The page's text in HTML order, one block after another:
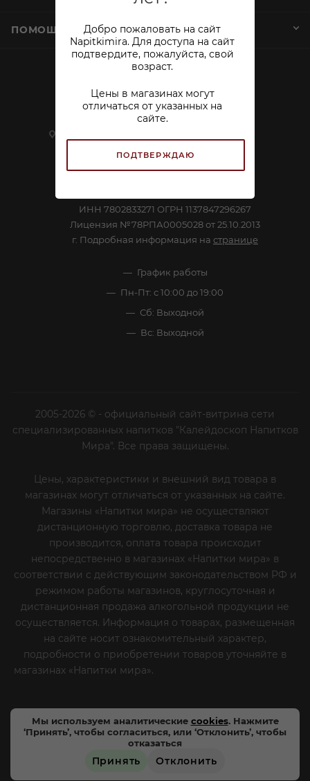
Добро пожаловать на сайт
Napitkimira. Для доступа на сайт
подтвердите, пожалуйста, свой
возраст.
Цены в магазинах могут
отличаться от указанных на
сайте.
ПОДТВЕРЖДАЮ
Мы используем аналитические cookies. Нажмите
‘Принять’, чтобы согласиться, или ‘Отклонить’, чтобы
отказаться
Принять Отклонить
ПОМОЩЬ И СЕРВИСЫ
sekretar@napitkimira.com
ул.Смолячкова, д.19
ИНН 7802833271 ОГРН 1137847296267
Лицензия №78РПА0005028 от 25.10.2013
г. Подробная информация на странице
График работы
Пн-Пт: с 10:00 до 19:00
Сб: Выходной
Вс: Выходной
2005-2026 © - официальный сайт-витрина сети
специализированных напитков "Калейдоскоп Напитков
Мира". Все права защищены.
Цены, характеристики и внешний вид товара в
магазинах могут отличаться от указанных на сайте.
Магазины «Напитки мира» не осуществляют
дистанционную торговлю, доставка товара не
производится, оплата товара происходит
непосредственно в магазинах «Напитки мира» в
соответствии с действующим законодательством РФ и
режимом работы магазинов, круглосуточная и
дистанционная продажа алкогольной продукции не
осуществляется. Информация о товарах, размещенная
на сайте носит ознакомительный характер,
подробности о приобретении товаров уточняйте в
магазинах «Напитки мира».